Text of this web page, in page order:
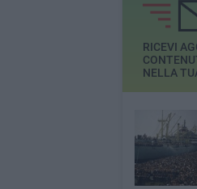
RICEVI
NELLA